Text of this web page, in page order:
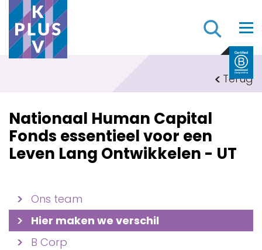
Terug
Nationaal Human Capital
Fonds essentieel voor een
Leven Lang Ontwikkelen - UT
Ons team
Hier maken we verschil
B Corp